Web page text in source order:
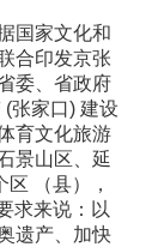
国家文化和
合印发京张
委、省政府
张家口) 建设
育文化旅游
景山区、延
（县），
求来说：以
遗产、加快